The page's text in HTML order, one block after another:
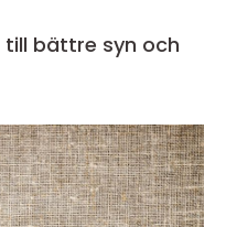
till bättre syn och